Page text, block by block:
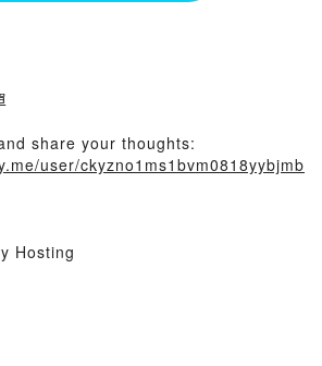
share your thoughts:
user/ckyzno1ms1bvm0818yybjmb
Hosting